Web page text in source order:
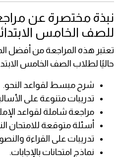
نبذة مختصرة عن
للصف الخامس الابتدائي
تعتبر هذه المراجعة من أفضل
حاليًا لطلاب الصف الخامس
شرح مبسط لقواعد النحو.
تدريبات متنوعة على
مراجعة شاملة لقواعد
أسئلة متوقعة للامتحان
تدريبات على القراءة
نماذج امتحانات بالإجابات.